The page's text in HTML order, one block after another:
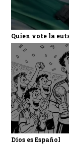
Quien vote la
Dios es Español